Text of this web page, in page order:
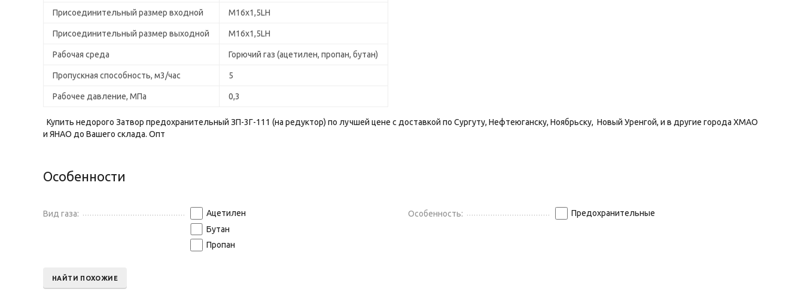
Присоединительный размер входной М16х1,5LH
Присоединительный размер выходной М16х1,5LH
Рабочая среда Горючий газ (ацетилен, пропан, бутан)
Пропускная способность, м3/час 5
Рабочее давление, МПа 0,3
Купить недорого Затвор предохранительный ЗП-3Г-111 (на редуктор) по лучшей цене с доставкой по Сургуту, Нефтеюганску, Ноябрьску, Новый Уренгой, и в другие города ХМАО
и ЯНАО до Вашего склада. Опт
Особенности
Вид газа:
Ацетилен
Бутан
Пропан
Особенность: Предохранительные
НАЙТИ ПОХОЖИЕ